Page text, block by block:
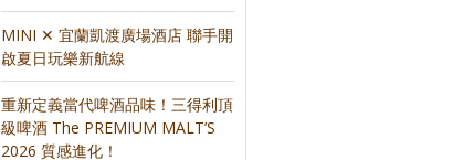
MINI ✕ 宜蘭凱渡廣場酒店 聯手開
啟夏日玩樂新航線
重新定義當代啤酒品味！三得利頂
級啤酒 The PREMIUM MALT’S
2026 質感進化！